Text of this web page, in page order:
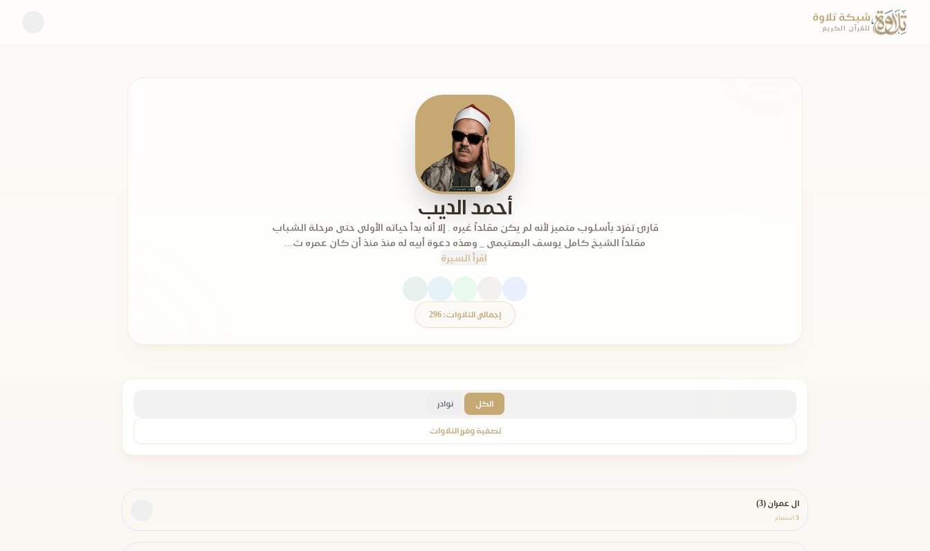
شبكة تلاوة
للقرآن الكريم
أحمد الديب
قارئ تفرّد بأسلوب متميز لأنه لم يكن مقلداً غيره . إلا أنه بدأ حياته الأولى حتى مرحلة الشباب
مقلداً الشيخ كامل يوسف البهتيمى _ وهذه دعوة أبيه له منذ منذ أن كان عمره ث...
اقرأ السيرة
إجمالي التلاوات: 296
الكل نوادر
تصفية وفرز التلاوات
ال عمران (3)
3 استماع